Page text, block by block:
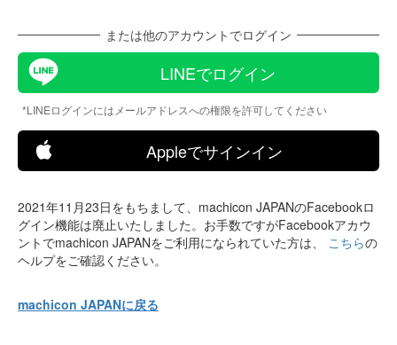
または他のアカウントでログイン
LINEでログイン
*LINEログインにはメールアドレスへの権限を許可してください
Appleでサインイン
2021年11月23日をもちまして、machicon JAPANのFacebookロ
グイン機能は廃止いたしました。お手数ですがFacebookアカウ
ントでmachicon JAPANをご利用になられていた方は、 こちらの
ヘルプをご確認ください。
machicon JAPANに戻る